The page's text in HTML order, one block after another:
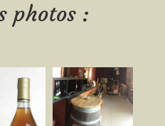
photos :